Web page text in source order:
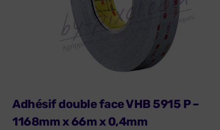
Adhésif double face VHB 5915 P –
1168mm x 66m x 0,4mm